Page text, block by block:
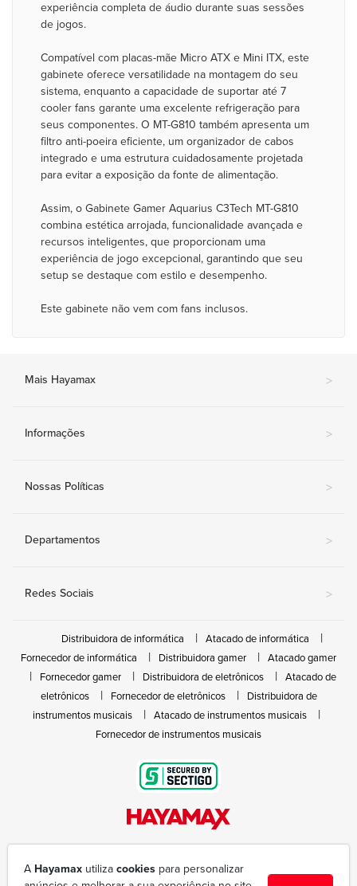
experiência completa de áudio durante suas sessões
de jogos.
Compatível com placas-mãe Micro ATX e Mini ITX, este
gabinete oferece versatilidade na montagem do seu
sistema, enquanto a capacidade de suportar até 7
cooler fans garante uma excelente refrigeração para
seus componentes. O MT-G810 também apresenta um
filtro anti-poeira eficiente, um organizador de cabos
integrado e uma estrutura cuidadosamente projetada
para evitar a exposição da fonte de alimentação.
Assim, o Gabinete Gamer Aquarius C3Tech MT-G810
combina estética arrojada, funcionalidade avançada e
recursos inteligentes, que proporcionam uma
experiência de jogo excepcional, garantindo que seu
setup se destaque com estilo e desempenho.
Este gabinete não vem com fans inclusos.
Mais Hayamax >
Informações >
Nossas Políticas >
Departamentos >
Redes Sociais >
Distribuidora de informática
Atacado de informática
Fornecedor de informática
Distribuidora gamer
Atacado gamer
Fornecedor gamer
Distribuidora de eletrônicos
Atacado de
eletrônicos
Fornecedor de eletrônicos
Distribuidora de
instrumentos musicais
Atacado de instrumentos musicais
Fornecedor de instrumentos musicais
(43) 3377-6600
hayamax@hayamax.com.br
A Hayamax utiliza cookies para personalizar